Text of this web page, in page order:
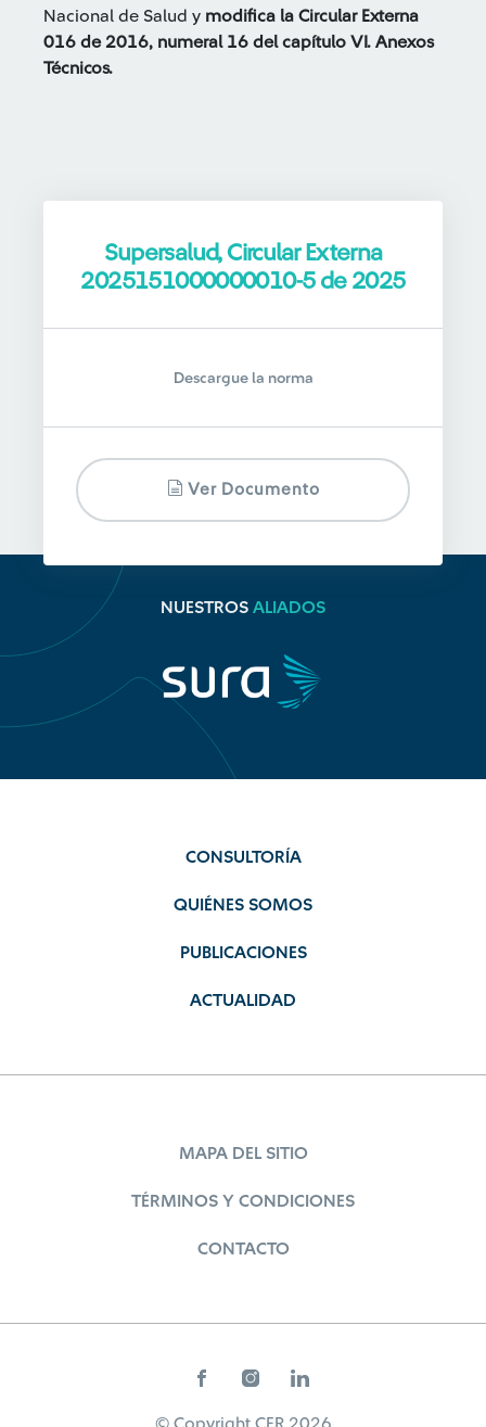
Nacional de Salud y modifica la Circular Externa
016 de 2016, numeral 16 del capítulo VI. Anexos
Técnicos.
Supersalud, Circular Externa
2025151000000010-5 de 2025
Descargue la norma
Ver Documento
NUESTROS ALIADOS
CONSULTORÍA
QUIÉNES SOMOS
PUBLICACIONES
ACTUALIDAD
MAPA DEL SITIO
TÉRMINOS Y CONDICIONES
CONTACTO